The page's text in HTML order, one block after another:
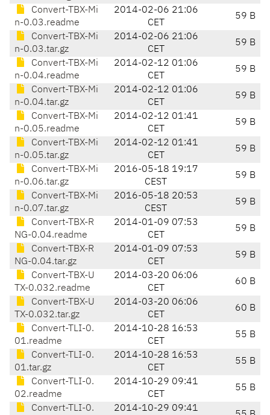
Convert-TBX-Mi
n-0.03.readme
2014-02-06 21:06
CET
59 B
Convert-TBX-Mi
n-0.03.tar.gz
2014-02-06 21:06
CET
59 B
Convert-TBX-Mi
n-0.04.readme
2014-02-12 01:06
CET
59 B
Convert-TBX-Mi
n-0.04.tar.gz
2014-02-12 01:06
CET
59 B
Convert-TBX-Mi
n-0.05.readme
2014-02-12 01:41
CET
59 B
Convert-TBX-Mi
n-0.05.tar.gz
2014-02-12 01:41
CET
59 B
Convert-TBX-Mi
n-0.06.tar.gz
2016-05-18 19:17
CEST
59 B
Convert-TBX-Mi
n-0.07.tar.gz
2016-05-18 20:53
CEST
59 B
Convert-TBX-R
NG-0.04.readme
2014-01-09 07:53
CET
59 B
Convert-TBX-R
NG-0.04.tar.gz
2014-01-09 07:53
CET
59 B
Convert-TBX-U
TX-0.032.readme
2014-03-20 06:06
CET
60 B
Convert-TBX-U
TX-0.032.tar.gz
2014-03-20 06:06
CET
60 B
Convert-TLI-0.
01.readme
2014-10-28 16:53
CET
55 B
Convert-TLI-0.
01.tar.gz
2014-10-28 16:53
CET
55 B
Convert-TLI-0.
02.readme
2014-10-29 09:41
CET
55 B
Convert-TLI-0.
2014-10-29 09:41